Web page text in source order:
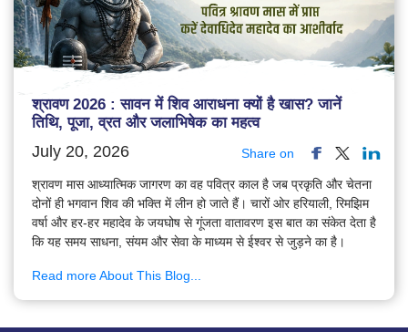
श्रावण 2026 : सावन में शिव आराधना क्यों है खास? जानें
तिथि, पूजा, व्रत और जलाभिषेक का महत्व
July 20, 2026 Share on
श्रावण मास आध्यात्मिक जागरण का वह पवित्र काल है जब प्रकृति और चेतना
दोनों ही भगवान शिव की भक्ति में लीन हो जाते हैं। चारों ओर हरियाली, रिमझिम
वर्षा और हर-हर महादेव के जयघोष से गूंजता वातावरण इस बात का संकेत देता है
कि यह समय साधना, संयम और सेवा के माध्यम से ईश्वर से जुड़ने का है।
Read more About This Blog...